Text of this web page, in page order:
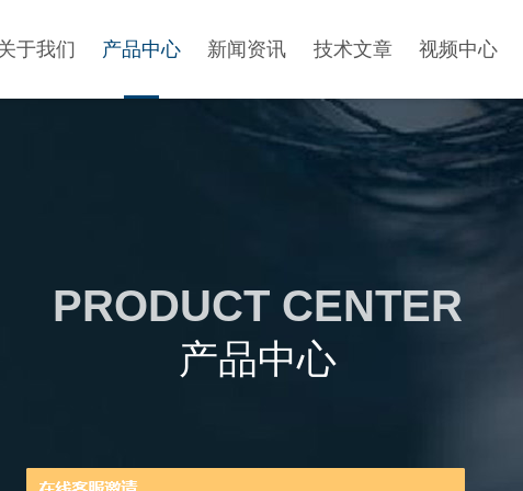
于我们 产品中心 新闻资讯 技术文章 视频中心
PRODUCT CENTER
产品中心